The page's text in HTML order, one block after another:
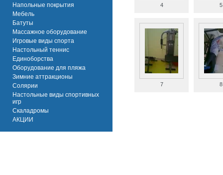
4 5
7 8
Напольные покрытия
Мебель
Батуты
Массажное оборудование
Игровые виды спорта
Настольный теннис
Единоборства
Оборудование для пляжа
Зимние аттракционы
Солярии
Настольные виды спортивных
игр
Скаладромы
АКЦИИ